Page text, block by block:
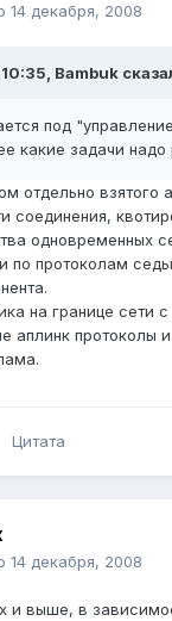
14 декабря, 2008
Bambuk
под
какие задачи надо
отдельно взятого
соединения,
одновременных
по протоколам
на границе сети
аплинк протоколы
Цитата
14 декабря, 2008
и выше, в